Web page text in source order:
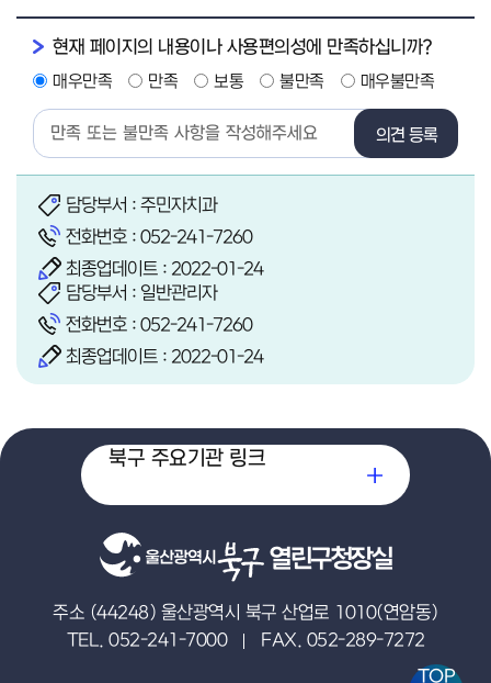
TOP
현재 페이지의 내용이나 사용편의성에 만족하십니까?
매우만족 만족 보통 불만족 매우불만족
의견 등록
담당부서 : 주민자치과
전화번호 : 052-241-7260
최종업데이트 : 2022-01-24
담당부서 : 일반관리자
전화번호 : 052-241-7260
최종업데이트 : 2022-01-24
열린구청장실
주소 (44248) 울산광역시 북구 산업로 1010(연암동)
TEL. 052-241-7000
FAX. 052-289-7272
북구 주요기관 링크